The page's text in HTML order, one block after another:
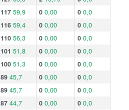
117 59,9 0 0,00 0 0,0
116 59,4 0 0,00 0 0,0
110 56,3 0 0,00 0 0,0
101 51,8 0 0,00 0 0,0
100 51,3 0 0,00 0 0,0
89 45,7 0 0,00 0 0,0
89 45,7 0 0,00 0 0,0
87 44,7 0 0,00 0 0,0